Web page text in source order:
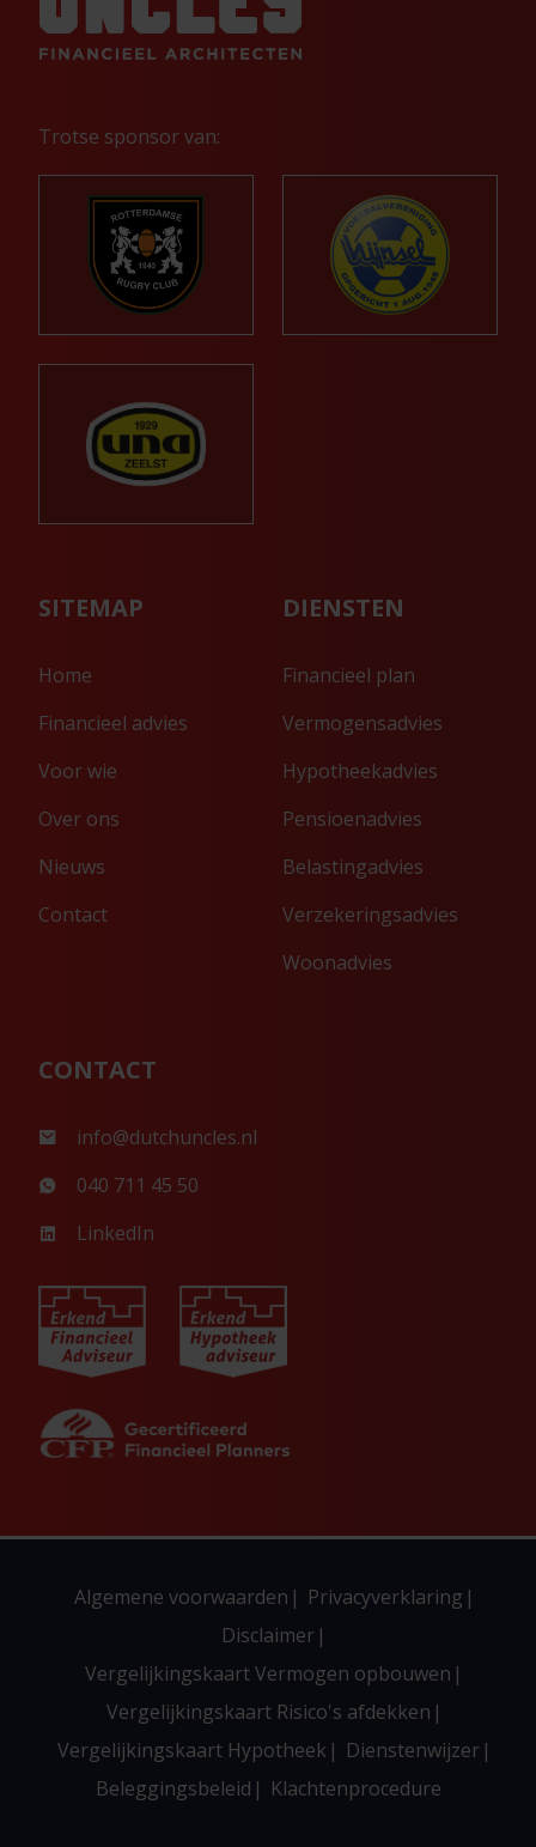
Trotse sponsor van:
SITEMAP
Home
Financieel advies
Voor wie
Over ons
Nieuws
Contact
DIENSTEN
Financieel plan
Vermogensadvies
Hypotheekadvies
Pensioenadvies
Belastingadvies
Verzekeringsadvies
Woonadvies
CONTACT
info@dutchuncles.nl
040 711 45 50
LinkedIn
Algemene voorwaarden
Privacyverklaring
Disclaimer
Vergelijkingskaart Vermogen opbouwen
Vergelijkingskaart Risico's afdekken
Vergelijkingskaart Hypotheek
Dienstenwijzer
Beleggingsbeleid
Klachtenprocedure